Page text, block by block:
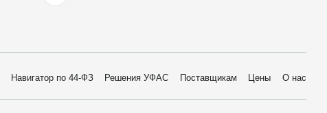
Навигатор по 44-ФЗ Решения УФАС Поставщикам Цены О нас